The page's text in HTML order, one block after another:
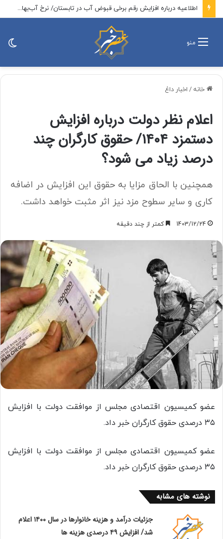
اطلاعیه درباره افزایش رقم برخی قبوض آب در تابستان/ نرخ آب‌بها را بالا نبردیم، مصرف آب بالا رفته است
منو
خانه / اخبار داغ
اعلام نظر دولت درباره افزایش
دستمزد ۱۴۰۴/ حقوق کارگران چند
درصد زیاد می شود؟
همچنین با الحاق مزایا به حقوق این افزایش در اضافه
کاری و سایر سطوح مزد نیز اثر مثبت خواهد داشت.
1403/12/24 کمتر از چند دقیقه
عضو کمیسیون اقتصادی مجلس از موافقت دولت با افزایش
۳۵ درصدی حقوق کارگران خبر داد.
عضو کمیسیون اقتصادی مجلس از موافقت دولت با افزایش
۳۵ درصدی حقوق کارگران خبر داد.
نوشته های مشابه
جزئیات درآمد و هزینه خانوارها در سال ۱۴۰۰ اعلام
شد/ افزایش ۴۹ درصدی هزینه ها